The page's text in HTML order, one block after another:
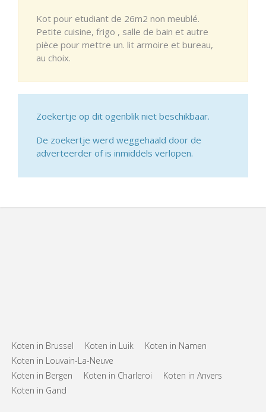
Kot pour etudiant de 26m2 non meublé.
Petite cuisine, frigo , salle de bain et autre
pièce pour mettre un. lit armoire et bureau,
au choix.
Zoekertje op dit ogenblik niet beschikbaar.
De zoekertje werd weggehaald door de
adverteerder of is inmiddels verlopen.
Koten in Brussel Koten in Luik
Koten in Namen
Koten in Louvain-La-Neuve
Koten in Bergen
Koten in Charleroi
Koten in Anvers
Koten in Gand